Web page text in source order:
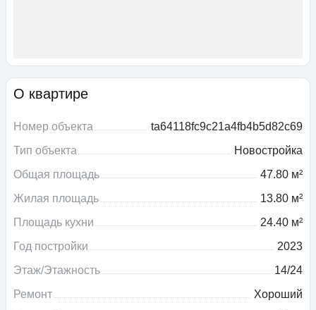
О квартире
Номер объекта
ta64118fc9c21a4fb4b5d82c69
Тип объекта
Новостройка
Общая площадь
47.80 м²
Жилая площадь
13.80 м²
Площадь кухни
24.40 м²
Год постройки
2023
Этаж/Этажность
14/24
Ремонт
Хороший